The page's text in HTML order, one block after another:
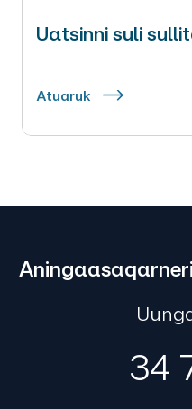
Uatsinni suli
Atuaruk
34